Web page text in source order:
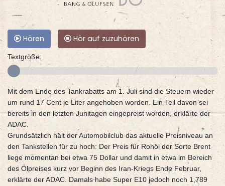
Hören Hör auf zuzuhören
Textgröße:
Mit dem Ende des Tankrabatts am 1. Juli sind die Steuern wieder
um rund 17 Cent je Liter angehoben worden. Ein Teil davon sei
bereits in den letzten Junitagen eingepreist worden, erklärte der
ADAC.
Grundsätzlich hält der Automobilclub das aktuelle Preisniveau an
den Tankstellen für zu hoch: Der Preis für Rohöl der Sorte Brent
liege momentan bei etwa 75 Dollar und damit in etwa im Bereich
des Ölpreises kurz vor Beginn des Iran-Kriegs Ende Februar,
erklärte der ADAC. Damals habe Super E10 jedoch noch 1,789